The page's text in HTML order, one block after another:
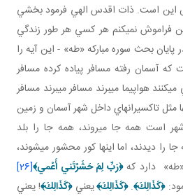
اين است. ذات اقدس الهي فرمود بخشي
فراموش نمي کنم هر کسي هر طور زندگي
بحث سوره مبارکه «طه» - اين آيه را
آسمان رفته مسافر پياده کرده مسافر
کنند هواپيما مي برند مسافر مي برند مسافر
مثل تاکسيران هاي داخل شهر آسمان و زمين
است همه جا مي روند، همه جا را بلد
را ديدند، اما اينها کور محشور مي شوند،
«طه» دارد که﴿رَبِّ لِمَ حَشَرْتَني‏ أَعْمي‏﴾[26]
﴿كَذَالِكَ﴾.﴿كَذَالِكَ﴾يعني﴿كَذَالِكَ﴾! يعني